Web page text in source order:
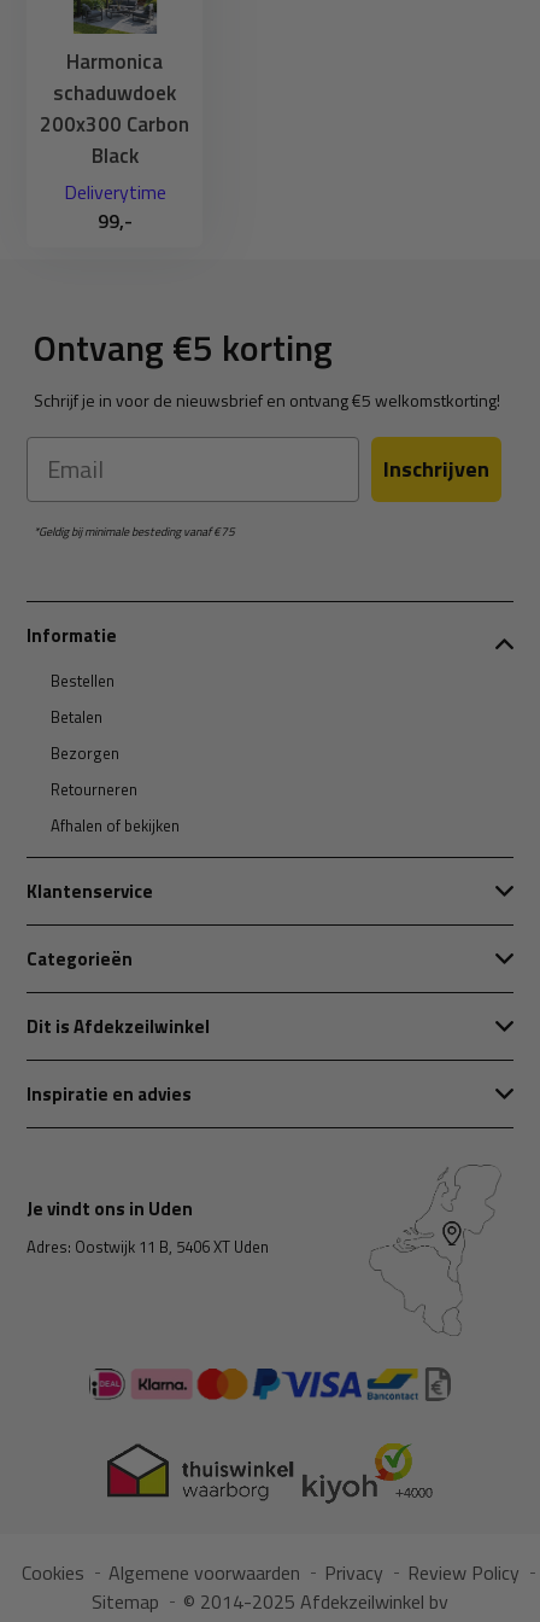
Harmonica
schaduwdoek
200x300 Carbon
Black
Deliverytime
99,-
Ontvang €5 korting
Schrijf je in voor de nieuwsbrief en ontvang €5 welkomstkorting!
Email Inschrijven
*Geldig bij minimale besteding vanaf €75
Informatie
Bestellen
Betalen
Bezorgen
Retourneren
Afhalen of bekijken
Klantenservice
Categorieën
Dit is Afdekzeilwinkel
Inspiratie en advies
Je vindt ons in Uden
Adres: Oostwijk 11 B, 5406 XT Uden
Cookies Algemene voorwaarden Privacy
Review Policy
Sitemap
© 2014-2025 Afdekzeilwinkel bv